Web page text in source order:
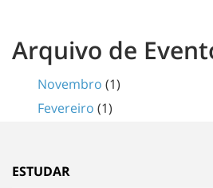
Arquivo de
Novembro (1)
Fevereiro (1)
ESTUDAR